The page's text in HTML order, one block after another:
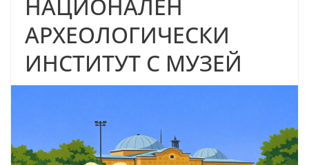
НАЦИОНАЛЕН
АРХЕОЛОГИЧЕСКИ
ИНСТИТУТ С МУЗЕЙ